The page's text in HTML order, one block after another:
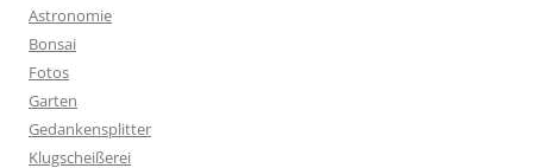
Astronomie
Bonsai
Fotos
Garten
Gedankensplitter
Klugscheißerei